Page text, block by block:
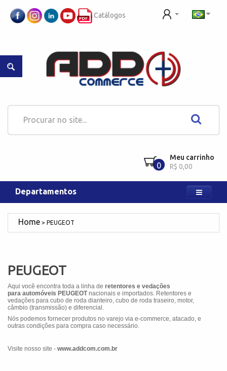
Catálogos
0
Meu carrinho
R$ 0,00
Departamentos
PEUGEOT
PEUGEOT
Aqui você encontra toda a linha de retentores e vedações
para automóveis PEUGEOTnacionais e importados. Retentores e
vedações para cubo de roda dianteiro, cubo de roda traseiro, motor,
câmbio (transmissão) e diferencial.
Nós podemos fornecer produtos no varejo via e-commerce, atacado, e
outras condições para compra caso necessário.
Visite nosso site - www.addcom.com.br